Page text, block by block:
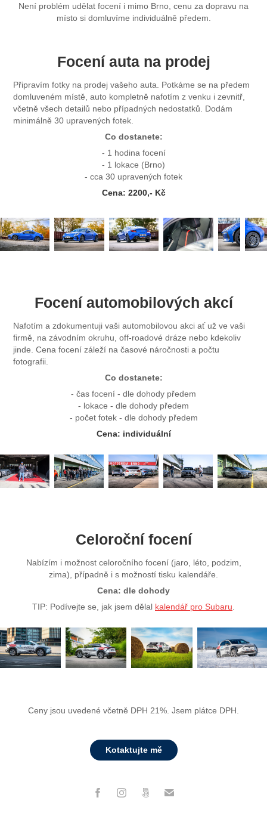
Není problém udělat focení i mimo Brno, cenu za dopravu na
místo si domluvíme individuálně předem.
Focení auta na prodej
Připravím fotky na prodej vašeho auta. Potkáme se na předem
domluveném místě, auto kompletně nafotím z venku i zevnitř,
včetně všech detailů nebo případných nedostatků. Dodám
minimálně 30 upravených fotek.
Co dostanete:
- 1 hodina focení
- 1 lokace (Brno)
- cca 30 upravených fotek
Cena: 2200,- Kč
Focení automobilových akcí
Nafotím a zdokumentuji vaši automobilovou akci ať už ve vaši
firmě, na závodním okruhu, off-roadové dráze nebo kdekoliv
jinde. Cena focení záleží na časové náročnosti a počtu
fotografii.
Co dostanete:
- čas focení - dle dohody předem
- lokace - dle dohody předem
- počet fotek - dle dohody předem
Cena: individuální
Celoroční focení
Nabízím i možnost celoročního focení (jaro, léto, podzim,
zima), případně i s možností tisku kalendáře.
Cena: dle dohody
TIP: Podívejte se, jak jsem dělal kalendář pro Subaru
Ceny jsou uvedené včetně DPH 21%. Jsem plátce DPH.
Kotaktujte mě